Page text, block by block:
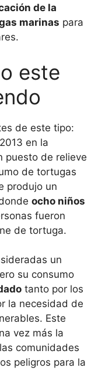
de la
marinas para
este
de este tipo:
en la
puesto de relieve
de tortugas
produjo un
ocho niños
fueron
de tortuga.
un
su consumo
tanto por los
la necesidad de
Este
vez más la
comunidades
peligros para la